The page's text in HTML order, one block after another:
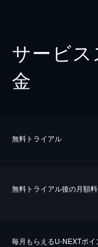
サービ
金
無料トライアル
無料トライアル後の⽉額
毎⽉もらえるU-NEXTポイ